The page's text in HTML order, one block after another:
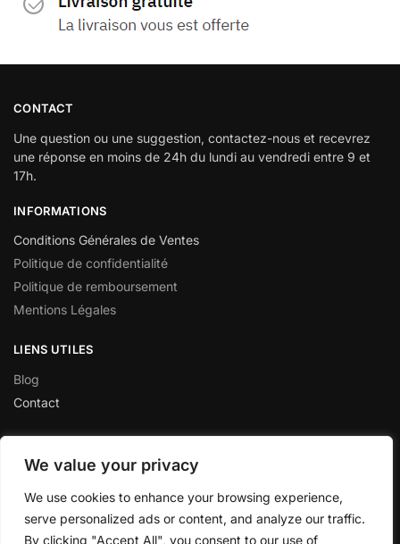
We value your privacy
We use cookies to enhance your browsing experience,
serve personalized ads or content, and analyze our traffic.
By clicking "Accept All", you consent to our use of
CONTACT
Une question ou une suggestion, contactez-nous et recevrez
une réponse en moins de 24h du lundi au vendredi entre 9 et
17h.
INFORMATIONS
Conditions Générales de Ventes
Politique de confidentialité
Politique de remboursement
Mentions Légales
LIENS UTILES
Blog
Contact
★★★★★
“Site au top ! unique sur le web. produits de qualité et service
client incroyable”